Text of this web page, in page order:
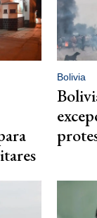
Bolivia